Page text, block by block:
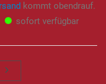
kommt obendrauf.
sofort verfügbar
Seite
Seite
Weiter